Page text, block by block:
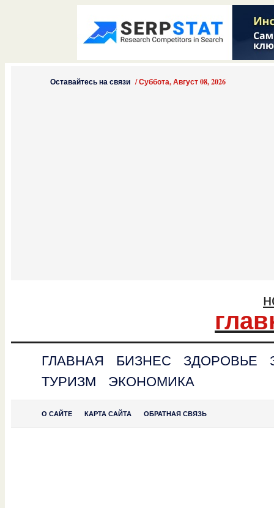
Оставайтесь на связи /Суббота, Август 08, 2026
ГЛАВНАЯ БИЗНЕС ЗДОРОВЬЕ
ТУРИЗМ
ЭКОНОМИКА
О САЙТЕ КАРТА САЙТА ОБРАТНАЯ СВЯЗЬ